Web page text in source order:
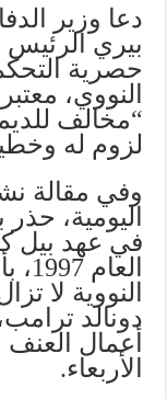
دعا وزير
بيري الرئيس
حصرية
النووي،
“مخالف
لزوم له
وفي مقالة
اليومية،
النووية لا
دونالد
أعمال
الأربعاء.